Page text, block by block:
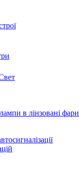
в лінзовані фари